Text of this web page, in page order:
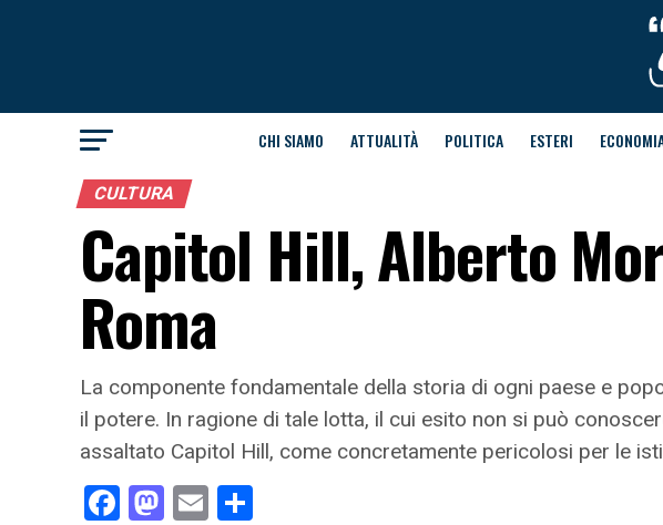
CHI SIAMO ATTUALITÀ POLITICA ESTERI
CULTURA
Capitol Hill, Alberto
Roma
La componente fondamentale della storia di ogni paese e
il potere. In ragione di tale lotta, il cui esito non si può
assaltato Capitol Hill, come concretamente pericolosi per le
Facebook
Mastodon
Email